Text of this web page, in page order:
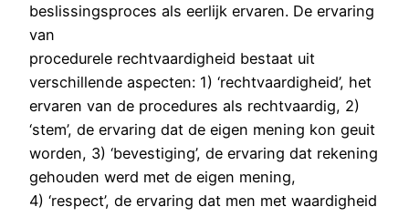
beslissingsproces als eerlijk ervaren. De ervaring
van
procedurele rechtvaardigheid bestaat uit
verschillende aspecten: 1) ‘rechtvaardigheid’, het
ervaren van de procedures als rechtvaardig, 2)
‘stem’, de ervaring dat de eigen mening kon geuit
worden, 3) ‘bevestiging’, de ervaring dat rekening
gehouden werd met de eigen mening,
4) ‘respect’, de ervaring dat men met waardigheid